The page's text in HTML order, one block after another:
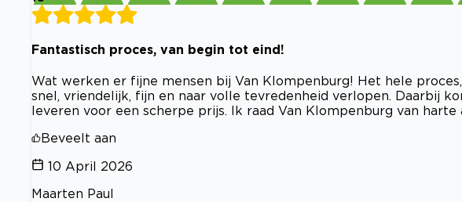
Fantastisch proces, van begin tot eind!
Wat werken er fijne mensen bij Van Klompenburg! Het hele
snel, vriendelijk, fijn en naar volle tevredenheid verlopen. Daarbij
leveren voor een scherpe prijs. Ik raad Van Klompenburg van harte
Beveelt aan
10 April 2026
Maarten Paul